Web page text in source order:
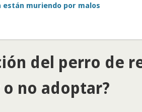
están muriendo por malos
del perro de
no adoptar?